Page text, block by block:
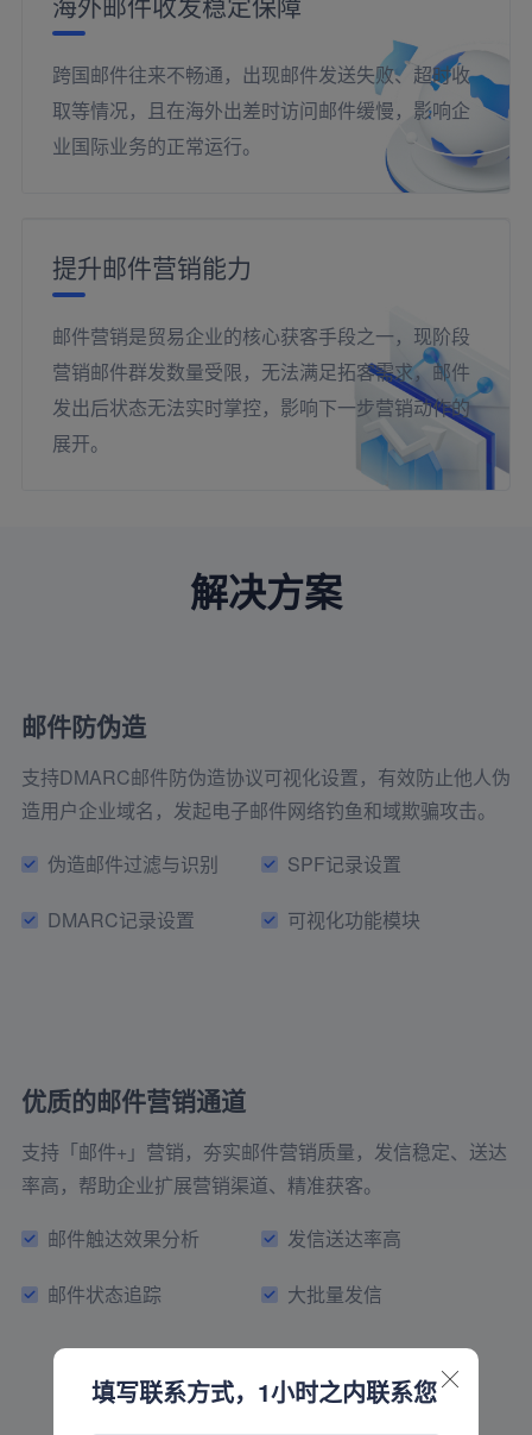
跨国邮件往来不畅通，出现邮件发送失败、超时收
取等情况，且在海外出差时访问邮件缓慢，影响企
业国际业务的正常运行。
提升邮件营销能力
邮件营销是贸易企业的核心获客手段之一，现阶段
营销邮件群发数量受限，无法满足拓客需求，邮件
发出后状态无法实时掌控，影响下一步营销动作的
展开。
解决方案
邮件防伪造
支持DMARC邮件防伪造协议可视化设置，有效防止他人伪
造用户企业域名，发起电子邮件网络钓鱼和域欺骗攻击。
伪造邮件过滤与识别
SPF记录设置
DMARC记录设置 可视化功能模块
优质的邮件营销通道
支持「邮件+」营销，夯实邮件营销质量，发信稳定、送达
率高，帮助企业扩展营销渠道、精准获客。
邮件触达效果分析
发信送达率高
邮件状态追踪 大批量发信
填写联系方式，1小时之内联系您